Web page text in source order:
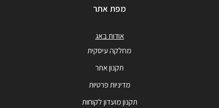
מפת אתר
אודות באג
מחלקה עיסקית
תקנון אתר
מדיניות פרטיות
תקנון מועדון לקוחות